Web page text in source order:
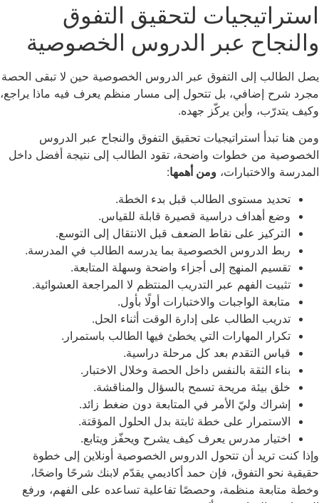
استراتيجيات لتحقيق التفوق
والنجاح عبر الدروس الخصوصية
يصل الطالب إلى التفوق عبر الدروس الخصوصية حين لا تبقى الحصة
مجرد شرح إضافي، بل تتحول إلى مسار منظم يعرف فيه ماذا يراجع،
وكيف يتدرّب، وأين يركّز جهده.
ومن هنا تبدأ استراتيجيات تحقيق التفوق والنجاح عبر الدروس
الخصوصية من خطوات واضحة، تقود الطالب إلى نتيجة أفضل داخل
المدرسة والاختبارات، ومن أهمها:
تحديد مستوى الطالب قبل بدء الخطة.
وضع أهداف دراسية قصيرة قابلة للقياس.
التركيز على نقاط الضعف قبل الانتقال إلى التوسع.
ربط الدروس الخصوصية بما يدرسه الطالب في المدرسة.
تقسيم المنهج إلى أجزاء واضحة وسهلة المتابعة.
تثبيت الفهم عبر التدريب المنتظم لا المراجعة العشوائية.
متابعة الواجبات والاختبارات أولًا بأول.
تدريب الطالب على إدارة الوقت أثناء الحل.
تكرار المهارات التي يخطئ فيها الطالب باستمرار.
قياس التقدم بعد كل مرحلة دراسية.
بناء الثقة بالنفس داخل الحصة وخلال الاختبار.
خلق بيئة مريحة تسمح بالسؤال والمناقشة.
إشراك وليّ الأمر في المتابعة دون ضغط زائد.
الاستمرار على خطة ثابتة بدل الحلول المؤقتة.
اختيار مدرس يعرف كيف يشرح ويحفّز ويتابع.
وإذا كنت تريد أن تتحول الدروس الخصوصية أونلاين إلى خطوة
حقيقية نحو التفوق، فإن حمد أكاديمي يقدّم لابنك شرحًا واضحًا،
وخطة متابعة منظمة، وحصصًا تفاعلية تساعده على الفهم، ورفع